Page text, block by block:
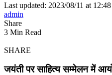
Last updated: 2023/08/11 at
admin
Share
3 Min Read
SHARE
जयंती पर साहित्य सम्मेलन में